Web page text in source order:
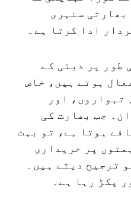
بھارتی سنہری
ادا کرتا ہے۔
طور پر دبئی کے
ہوتے ہیں، خاص
تہواروں، اور
جب بھارت کی
ہوتا ہے، تو بہت
پر خریداری
ترجیح دیتے ہیں۔
پکڑ رہا ہے۔